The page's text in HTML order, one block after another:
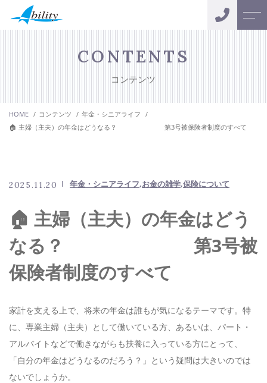
アビリティについて
サポートメニュー
ニュース
コンテンツ
お電話でのお問い合わせ
03-3863-3005
メールでのお問い合わせ
CONTENTS
コンテンツ
HOME コンテンツ
年金・シニアライフ
🏠 主婦（主夫）の年金はどうなる？ 第3号被保険者制度のすべて
2025.11.20 年金・シニアライフ お金の雑学 保険について
🏠 主婦（主夫）の年金はどう
なる？ 第3号被
保険者制度のすべて
家計を支える上で、将来の年金は誰もが気になるテーマです。特
に、専業主婦（主夫）として働いている方、あるいは、パート・
アルバイトなどで働きながらも扶養に入っている方にとって、
「自分の年金はどうなるのだろう？」という疑問は大きいのでは
ないでしょうか。